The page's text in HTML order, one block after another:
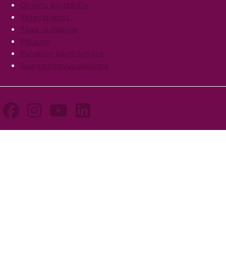
Ohjeita käyttäjille
Yhteystiedot
Tilaa uutiskirje
Palaute
Palvelun käyttöehdot
Saavutettavuusseloste